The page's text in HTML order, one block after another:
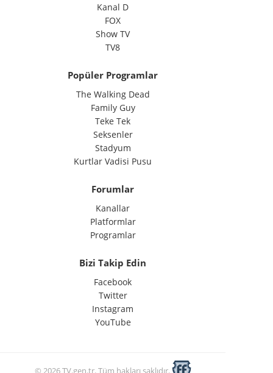
Kanal D
FOX
Show TV
TV8
Popüler Programlar
The Walking Dead
Family Guy
Teke Tek
Seksenler
Stadyum
Kurtlar Vadisi Pusu
Forumlar
Kanallar
Platformlar
Programlar
Bizi Takip Edin
Facebook
Twitter
Instagram
YouTube
© 2026 TV.gen.tr. Tüm hakları saklıdır.